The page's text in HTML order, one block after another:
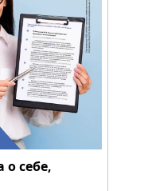
о себе,